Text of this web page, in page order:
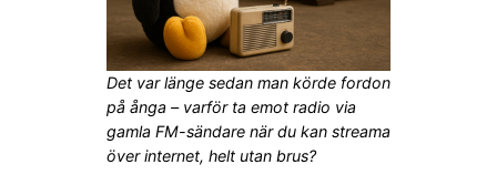
Det var länge sedan man körde fordon
på ånga – varför ta emot radio via
gamla FM-sändare när du kan streama
över internet, helt utan brus?